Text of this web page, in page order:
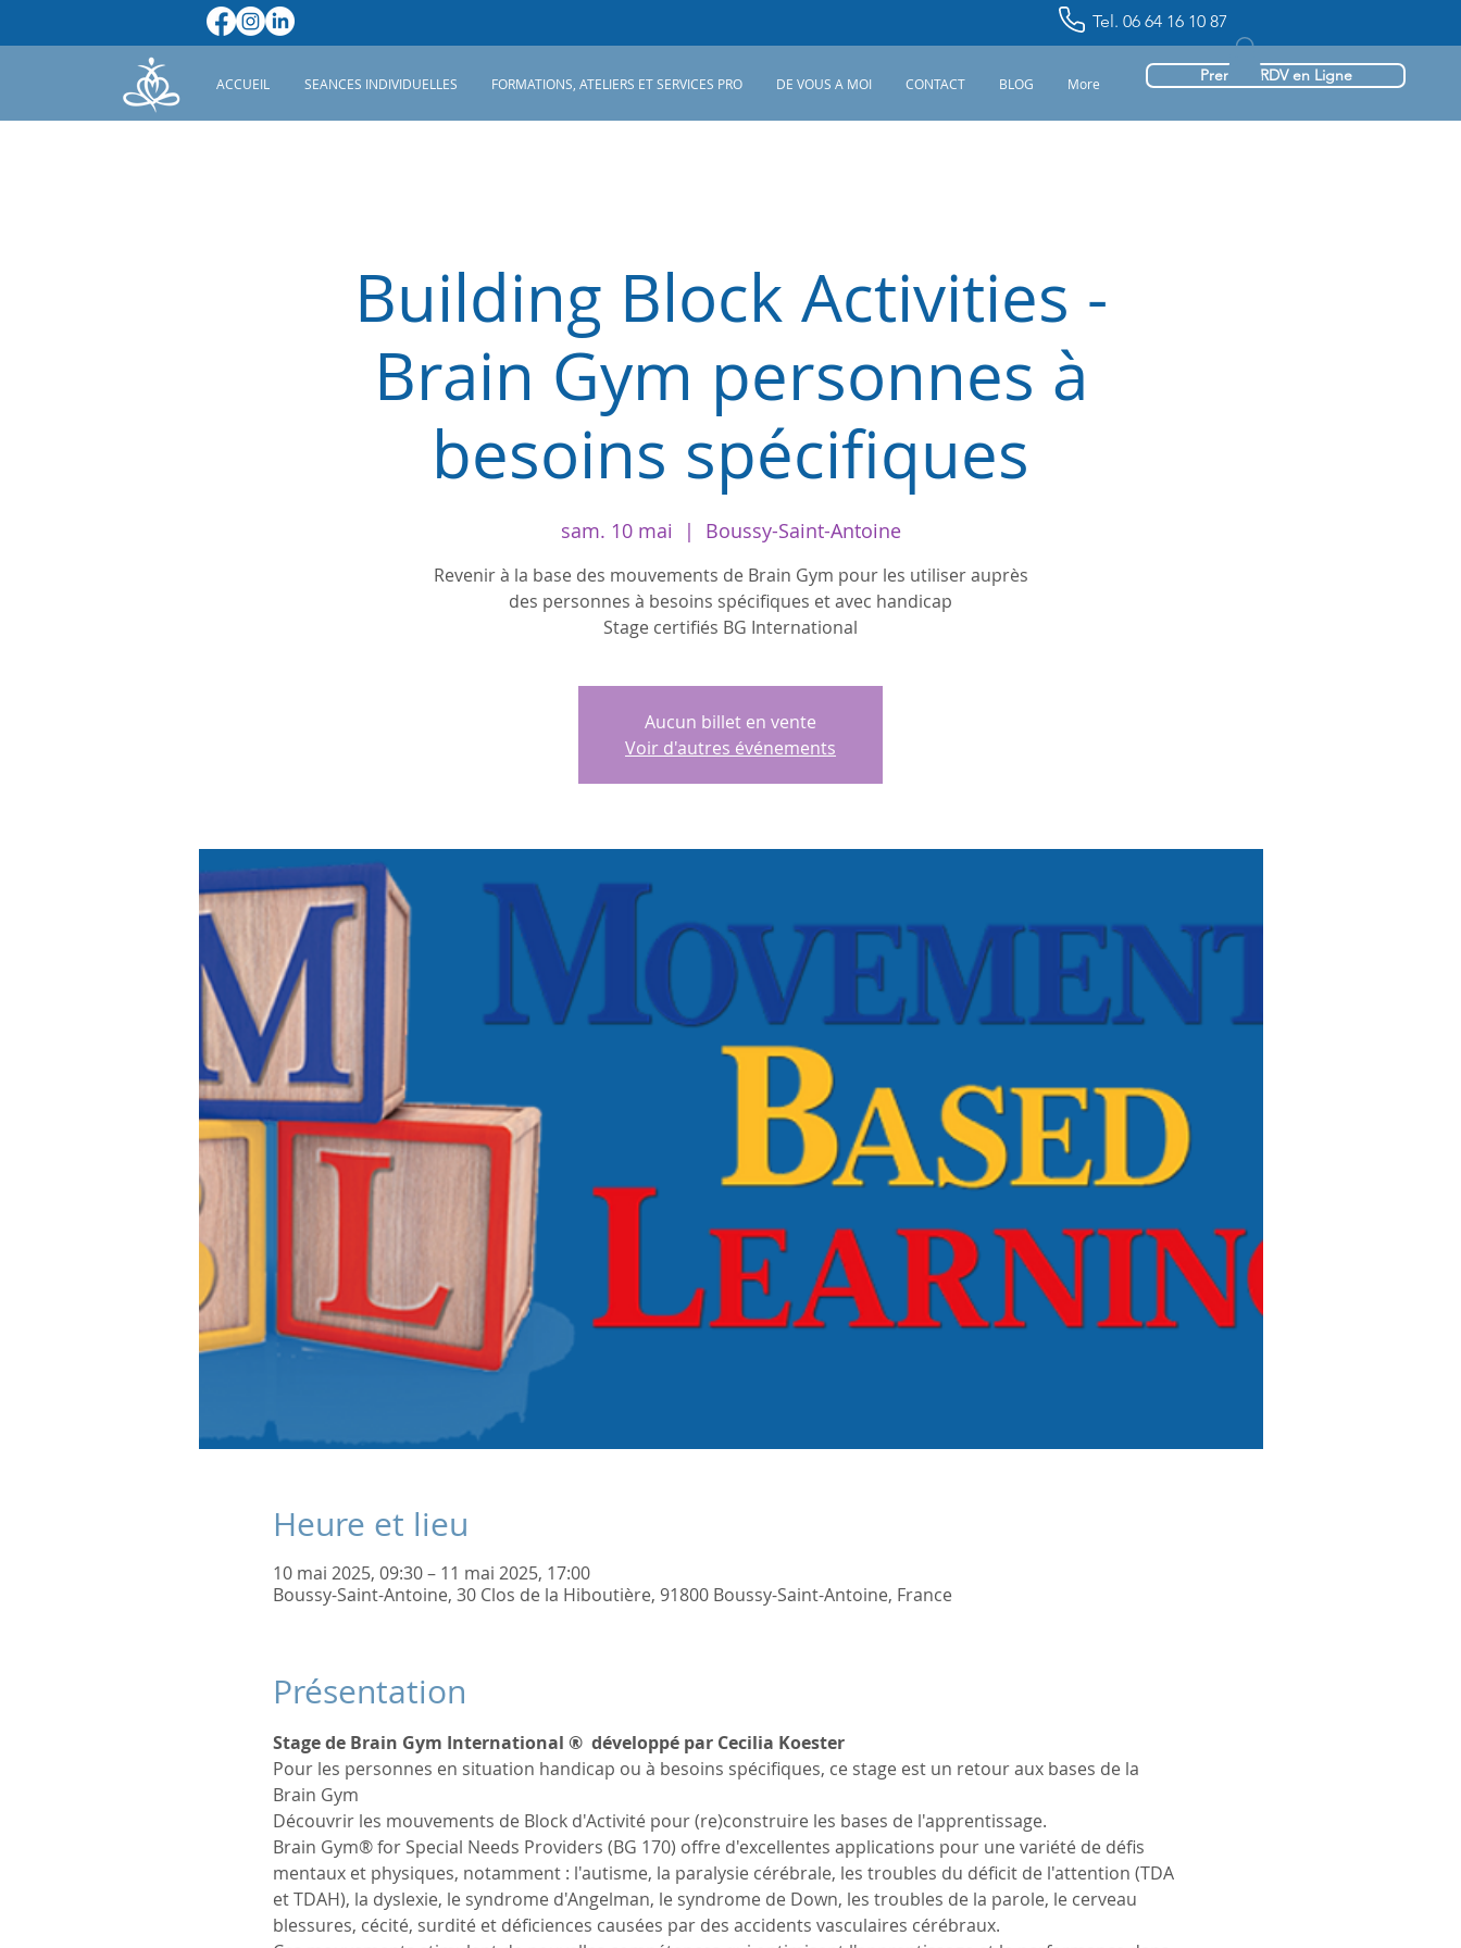
Tel. 06 64 16 10 87
ACCUEIL SEANCES INDIVIDUELLES FORMATIONS, ATELIERS ET SERVICES PRO DE VOUS A MOI CONTACT BLOG More Prendre RDV en Ligne
Building Block Activities -
Brain Gym personnes à
besoins spécifiques
sam. 10 mai
  |
Boussy-Saint-Antoine
Revenir à la base des mouvements de Brain Gym pour les utiliser auprès
des personnes à besoins spécifiques et avec handicap
Stage certifiés BG International
Aucun billet en vente
Voir d'autres événements
Heure et lieu
10 mai 2025, 09:30 – 11 mai 2025, 17:00
Boussy-Saint-Antoine, 30 Clos de la Hiboutière, 91800 Boussy-Saint-Antoine, France
Présentation
Stage de Brain Gym International ®  développé par Cecilia Koester
Pour les personnes en situation handicap ou à besoins spécifiques, ce stage est un retour aux bases de la
Brain Gym
Découvrir les mouvements de Block d'Activité pour (re)construire les bases de l'apprentissage.
Brain Gym® for Special Needs Providers (BG 170) offre d'excellentes applications pour une variété de défis
mentaux et physiques, notamment : l'autisme, la paralysie cérébrale, les troubles du déficit de l'attention (TDA
et TDAH), la dyslexie, le syndrome d'Angelman, le syndrome de Down, les troubles de la parole, le cerveau
blessures, cécité, surdité et déficiences causées par des accidents vasculaires cérébraux.